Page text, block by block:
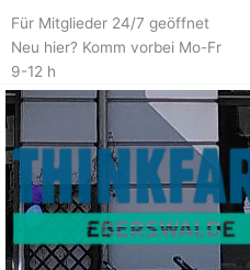
Für Mitglieder 24/7 geöffnet
Neu hier? Komm vorbei Mo-Fr
9-12 h